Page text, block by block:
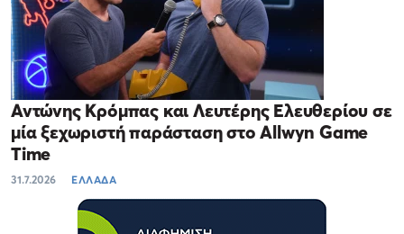
Αντώνης Κρόμπας και Λευτέρης Ελευθερίου σε
μία ξεχωριστή παράσταση στο Allwyn Game
Time
31.7.2026 ΕΛΛΑΔΑ